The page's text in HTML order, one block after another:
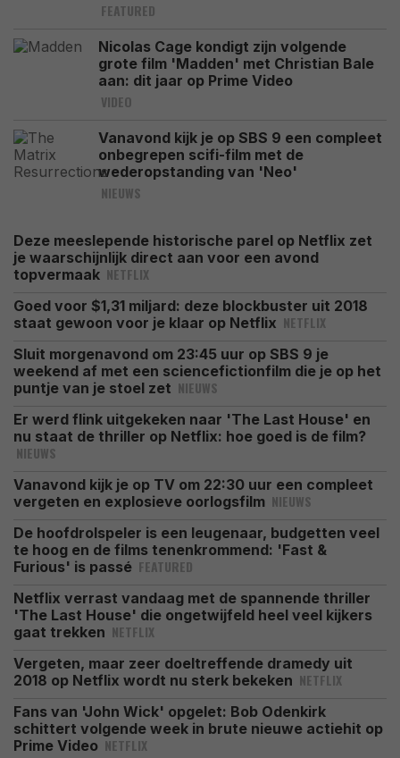
FEATURED
Nicolas Cage kondigt zijn volgende
grote film 'Madden' met Christian Bale
aan: dit jaar op Prime Video
VIDEO
Vanavond kijk je op SBS 9 een compleet
onbegrepen scifi-film met de
wederopstanding van 'Neo'
NIEUWS
Deze meeslepende historische parel op Netflix zet
je waarschijnlijk direct aan voor een avond
topvermaak NETFLIX
Goed voor $1,31 miljard: deze blockbuster uit 2018
staat gewoon voor je klaar op Netflix NETFLIX
Sluit morgenavond om 23:45 uur op SBS 9 je
weekend af met een sciencefictionfilm die je op het
puntje van je stoel zet NIEUWS
Er werd flink uitgekeken naar 'The Last House' en
nu staat de thriller op Netflix: hoe goed is de film?
NIEUWS
Vanavond kijk je op TV om 22:30 uur een compleet
vergeten en explosieve oorlogsfilm NIEUWS
De hoofdrolspeler is een leugenaar, budgetten veel
te hoog en de films tenenkrommend: 'Fast &
Furious' is passé FEATURED
Netflix verrast vandaag met de spannende thriller
'The Last House' die ongetwijfeld heel veel kijkers
gaat trekken NETFLIX
Vergeten, maar zeer doeltreffende dramedy uit
2018 op Netflix wordt nu sterk bekeken NETFLIX
Fans van 'John Wick' opgelet: Bob Odenkirk
schittert volgende week in brute nieuwe actiehit op
Prime Video NETFLIX